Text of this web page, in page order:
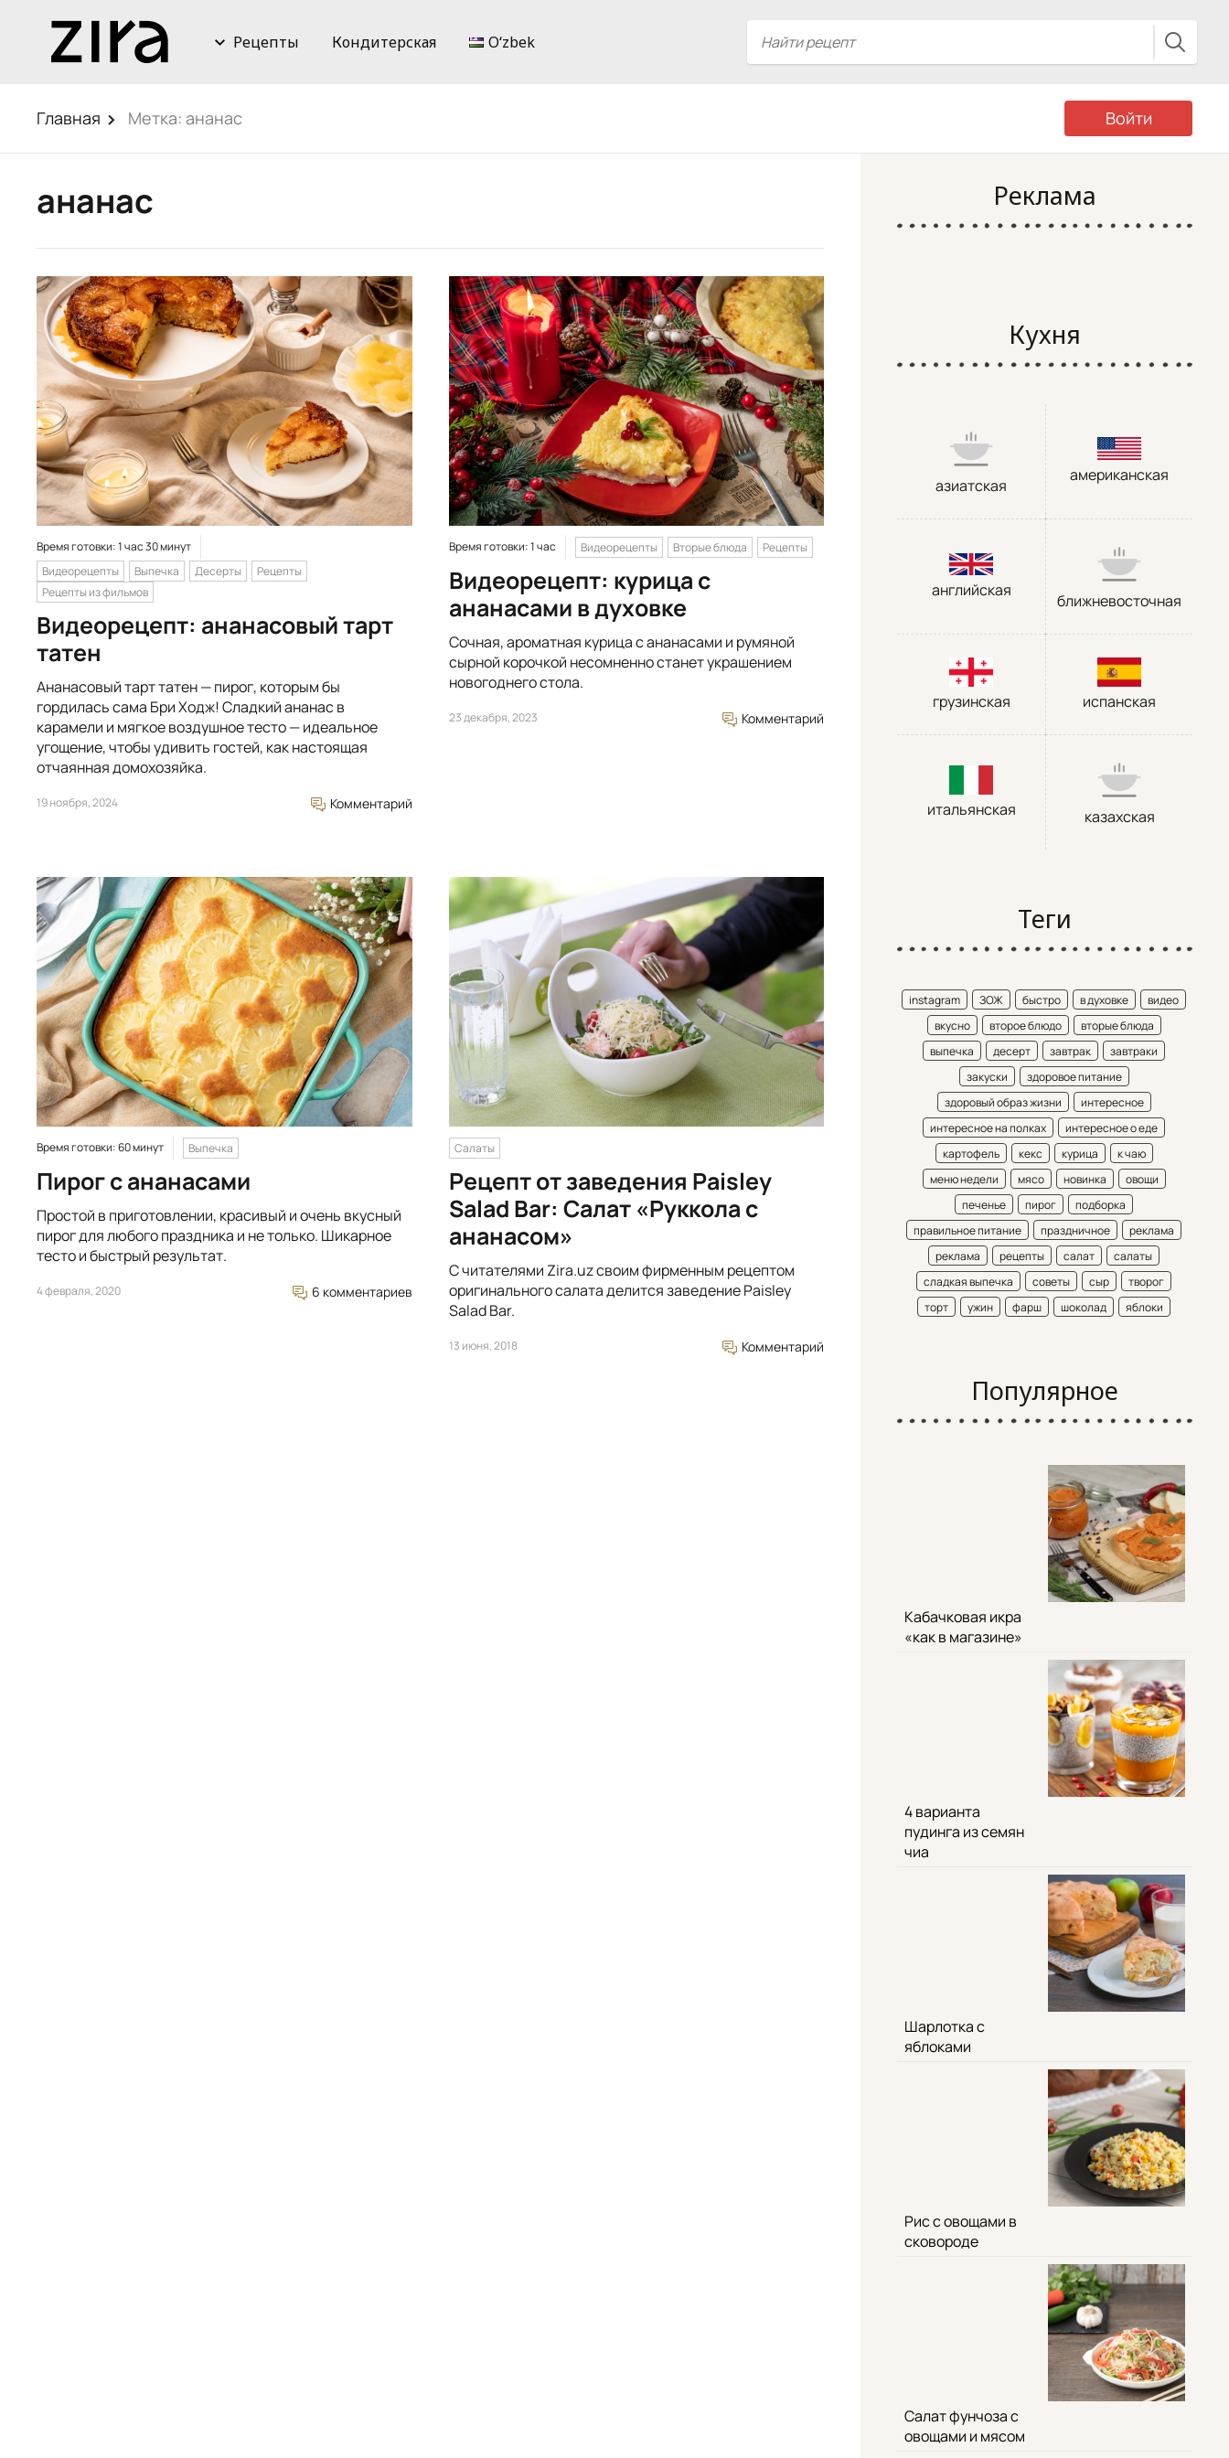
Рецепты Кондитерская Oʻzbek
Главная Метка: ананас Войти
ананас
Время готовки: 1 час 30 минут
Видеорецепты
Выпечка Десерты
Рецепты
Рецепты из фильмов
Видеорецепт: ананасовый тарт
татен
Ананасовый тарт татен — пирог, которым бы
гордилась сама Бри Ходж! Сладкий ананас в
карамели и мягкое воздушное тесто — идеальное
угощение, чтобы удивить гостей, как настоящая
отчаянная домохозяйка.
19 ноября, 2024 Комментарий
Время готовки: 1 час Видеорецепты Вторые блюда Рецепты
Видеорецепт: курица с
ананасами в духовке
Сочная, ароматная курица с ананасами и румяной
сырной корочкой несомненно станет украшением
новогоднего стола.
23 декабря, 2023 Комментарий
Время готовки: 60 минут Выпечка
Пирог с ананасами
Простой в приготовлении, красивый и очень вкусный
пирог для любого праздника и не только. Шикарное
тесто и быстрый результат.
4 февраля, 2020 6 комментариев
Салаты
Рецепт от заведения Paisley
Salad Bar: Салат «Руккола с
ананасом»
С читателями Zira.uz cвоим фирменным рецептом
оригинального салата делится заведение Paisley
Salad Bar.
13 июня, 2018 Комментарий
Реклама
Кухня
азиатская
американская
английская
ближневосточная
грузинская испанская
итальянская казахская
Теги
instagram ЗОЖ быстро в духовке
видео
вкусно
второе блюдо
вторые блюда
выпечка
десерт завтрак
завтраки
закуски
здоровое питание
здоровый образ жизни
интересное
интересное на полках
интересное о еде
картофель
кекс курица
к чаю
меню недели
мясо новинка
овощи
печенье
пирог
подборка
правильное питание
праздничное
реклама
реклама
рецепты салат
салаты
сладкая выпечка
советы сыр
творог
торт
ужин фарш шоколад яблоки
Популярное
Кабачковая икра
«как в магазине»
4 варианта
пудинга из семян
чиа
Шарлотка с
яблоками
Рис с овощами в
сковороде
Салат фунчоза с
овощами и мясом